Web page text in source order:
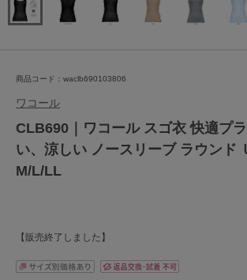
商品コード：waclb690103806
ワコール
CLB690｜ワコール スゴ衣 快適プ
い、涼しい ノースリーブ ラウンド
M/L/LL
【販売終了しました】